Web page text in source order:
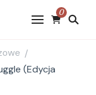
0
/
(Edycja